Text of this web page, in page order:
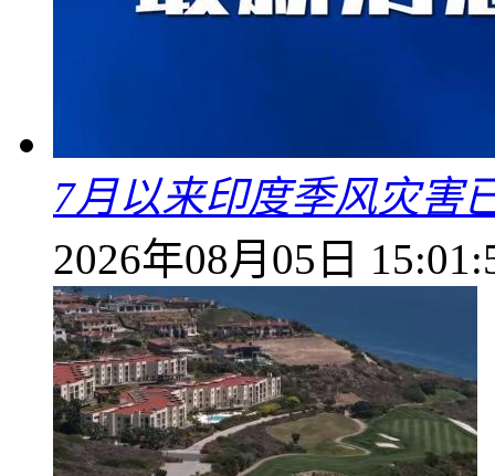
7月以来印度季风灾害
2026年08月05日